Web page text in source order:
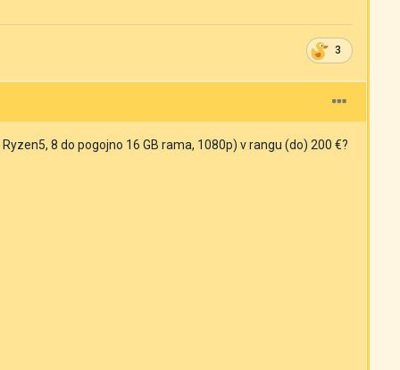
3
8 do pogojno 16 GB rama, 1080p) v rangu (do) 200 €?